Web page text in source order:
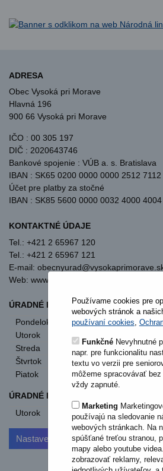
ADRESA
Obec Vysoká pri Morave
Hlavná 196
900 66 Vysoká pri Morave
IČO : 00 305 197
DIČ : 2020643746
Bankové spojenie : VÚB a. s. Bratislava
IBAN : SK65 0200 0000 0000 2512 7112
Účet pre platby za stočné
IBAN : SK85 5600 0000 0032 4000 4004
KONTAKTNÉ ÚDAJE
Tel.: +421 2 65967 120
Tel.: +421 2 65967 121
E-mail:
Web: www.vysokaprimorave.sk
ÚRADNÉ HODINY OBECNÝ ÚRAD
Pondelok
8:00 - 12:00
Utorok
Streda
8:00 - 12:00
Štvrtok
nestránkový deň
Piatok
8:00 - 12:00
ÚRADNÉ HODINY STAVEBNÝ ÚRAD
Utorok
od 11:00
Nastavenia cookies
Používame cookies pre
webových stránok a
používaní cookies
FunkčnéNevyhnutné
napr. pre funkcionalitu
textu vo verzii pre
môžeme spracovávať
vždy zapnuté.
Marketing
používajú na sledovanie
webových stránkach. Na
spúšťané treťou stranou,
mapy alebo youtube
zobrazovať reklamy,